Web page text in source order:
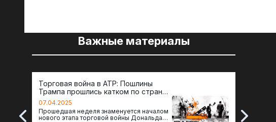
Важные материалы
Торговая война в АТР: Пошлины
Трампа прошлись катком по странам
региона
07.04.2025
Прошедшая неделя знаменуется началом
нового этапа торговой войны Дональда
The Daily